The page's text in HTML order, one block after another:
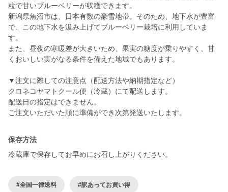
粒で甘いブルーベリーが収穫できます。
新潟県魚沼市は、日本有数の豪雪地帯。そのため、地下水が豊富
で、この地下水を汲み上げてブルーベリー栽培に利用していま
す。
また、昼夜の寒暖差が大きいため、果実の糖度が乗りやすく、甘
くおいしい実がなる条件を備えた地域でもあります。
▼注文に際しての注意点（配送方法や納期指定など）
クロネコヤマトクール便（冷蔵）にて配送します。
配送日の指定はできません。
保存方法
冷蔵庫で保存してお早めにお召し上がりください。
#全国一律送料 #訳あってお買い得